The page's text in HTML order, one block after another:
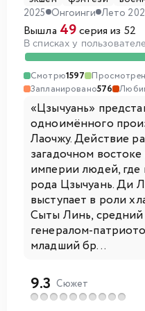
2025 Онгоинги Лето
Вышла 49серия из 52
В списках у
Смотрю1597
Запланировано576
«Цзычуань»
одноимённого
Лаочжу. Действие
загадочном
империи людей, где
рода Цзычуань. Ди
выступает в роли
Сыты Линь, средний
генералом-
младший бр...
9.3 Сюжет